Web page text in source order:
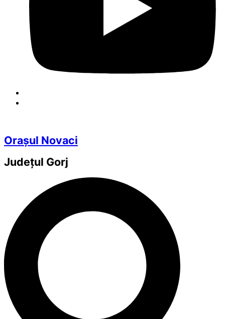
Orașul Novaci
Județul Gorj